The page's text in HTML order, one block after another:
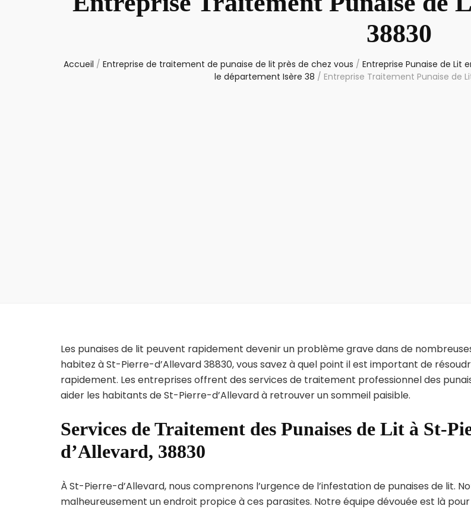
38830
Accueil / Entreprise de traitement de punaise de lit près de chez vous / Entreprise Punaise de Lit
le département Isère 38 / Entreprise Traitement Punaise de
Les punaises de lit peuvent rapidement devenir un problème grave dans de
habitez à St-Pierre-d’Allevard 38830, vous savez à quel point il est important de
rapidement. Les entreprises offrent des services de traitement professionnel des
aider les habitants de St-Pierre-d’Allevard à retrouver un sommeil paisible.
Services de Traitement des Punaises de Lit à St-
d’Allevard, 38830
À St-Pierre-d’Allevard, nous comprenons l’urgence de l’infestation de punaises de lit.
malheureusement un endroit propice à ces parasites. Notre équipe dévouée est là